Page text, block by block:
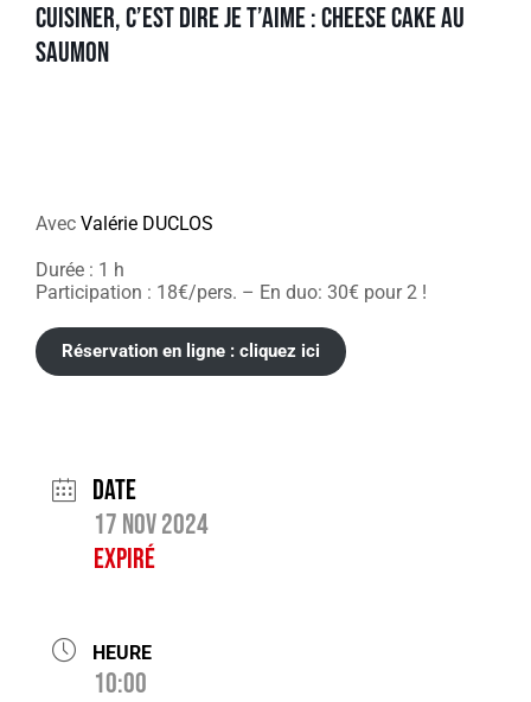
Cuisiner, c’est dire je t’aime : cheese cake au
saumon
Avec Valérie DUCLOS
Durée : 1 h
Participation : 18€/pers. – En duo: 30€ pour 2 !
Réservation en ligne : cliquez ici
Date
17 Nov 2024
Expiré
HEURE
10:00